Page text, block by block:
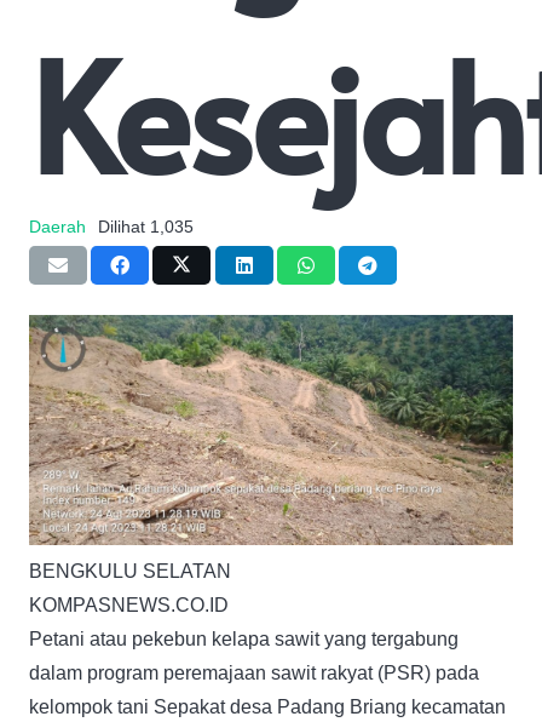
Daerah Dilihat 1,035
BENGKULU SELATAN
KOMPASNEWS.CO.ID
Petani atau pekebun kelapa sawit yang tergabung
dalam program peremajaan sawit rakyat (PSR) pada
kelompok tani Sepakat desa Padang Briang kecamatan